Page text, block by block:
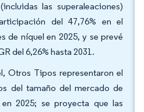
las superaleaciones)
del 47,76% en el
de níquel en 2025, y se prevé
del 6,26% hasta 2031.
Otros Tipos representaron el
del tamaño del mercado de
2025; se proyecta que las